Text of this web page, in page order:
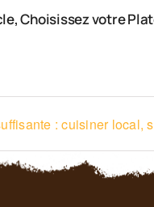
Choisissez votre
: cuisiner local,